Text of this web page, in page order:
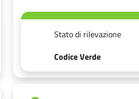
Stato di rilevazione
Codice Verde